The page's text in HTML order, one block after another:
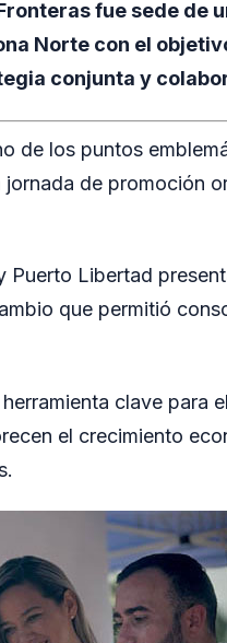
fue sede de
Norte con el
conjunta y
de los puntos
de promoción
Puerto Libertad
que permitió
clave para
el crecimiento